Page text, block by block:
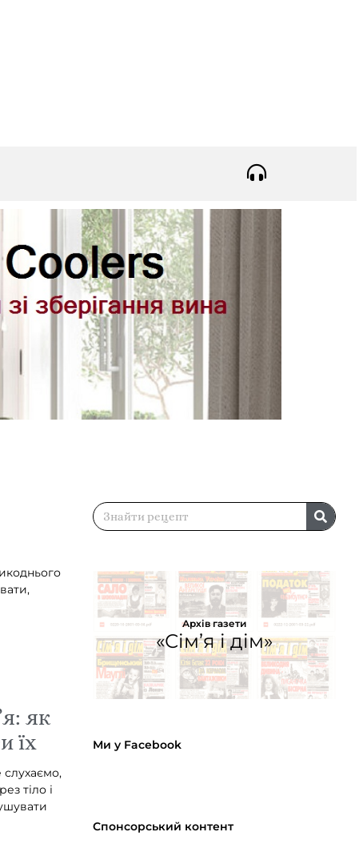
як
їх
тіло і
Архів газети
«Сім’я і дім»
Ми у Facebook
Спонсорський контент